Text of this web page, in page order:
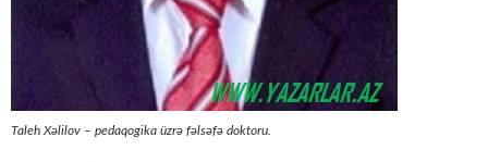
Taleh Xəlilov – pedaqogika üzrə fəlsəfə doktoru.